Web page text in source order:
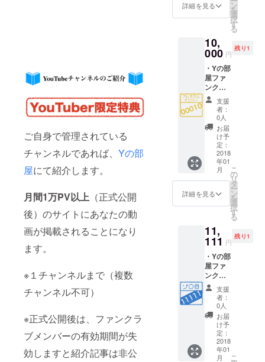
ご自身で管理されている
チャンネルであれば、 Yの部
屋にて紹介します。
月間1万PV以上 （正式公開
後）のサイトにあなたの動
画が掲載されることになり
ます。
※１チャンネルまで（複数
チャンネル不可）
※正式公開後は、ファンクラ
ブメンバーの有効期間が失
効しますと紹介記事は非公
・
eチャン
ご紹介
の部屋
会員
カード
想カー
ド) ・Y
の部屋
にお名
前また
はチャ
ンネル
名が記
載され
ます。
Facebo
okコミ
ティー
に招待
・
eチャン
ご紹介
詳細を見る ン
を
選
択
す
る
10,
000 円
残り1
・Yの部
屋ファ
ンクラ
ブ会員
番号
00010
番 ・Y
の部屋
ファン
クラブ
会員１
年間有
効 ・Y
の部屋
会員
カード
想カー
ド) ・Y
の部屋
にお名
前また
はチャ
ンネル
名が記
載され
ます。
Facebo
okコミ
支援
者：
0人
お届
け予
定：
2018
年01
月
詳細を見る
こ
の
リ
タ
ー
ン
を
選
択
す
る
11,
111 円
残り1
・Yの部
屋ファ
ンクラ
ブ会員
番号
11111
番 ・Y
の部屋
ファン
クラブ
会員１
支援
者：
0人
お届
け予
定：
2018
年01
月
こ